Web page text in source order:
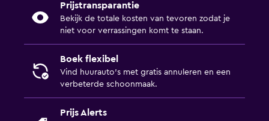
Prijstransparantie
Bekijk de totale kosten van tevoren zodat je
niet voor verrassingen komt te staan.
Boek flexibel
Vind huurauto's met gratis annuleren en een
verbeterde schoonmaak.
Prijs Alerts